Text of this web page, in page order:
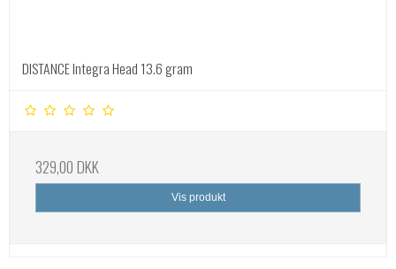
DISTANCE Integra Head 13.6 gram
329,00 DKK
Vis produkt